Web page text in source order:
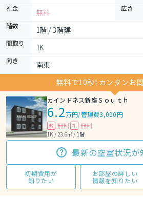
礼金 無料 広さ
階数 1階 / 3階建
間取り 1K
向き
南東
無料で10秒! カンタンお
カインドネス新座Ｓｏｕｔｈ
6.2万円/管理費3,000円
敷 無料 礼 無料
1K / 23.6㎡ / 1階
最新の空室状況が
初期費用が
知りたい
お部屋の詳しい
情報を知りたい